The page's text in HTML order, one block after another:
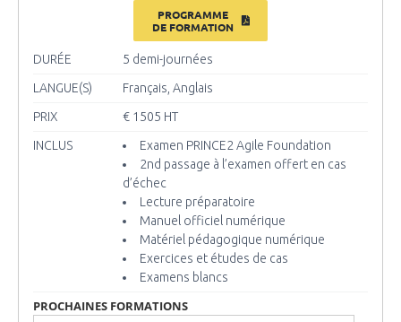
PROGRAMME
DE FORMATION
DURÉE
5 demi-journées
LANGUE(S)
Français, Anglais
PRIX
€ 1505 HT
INCLUS
Examen PRINCE2 Agile Foundation
2nd passage à l’examen offert en cas
d’échec
Lecture préparatoire
Manuel officiel numérique
Matériel pédagogique numérique
Exercices et études de cas
Examens blancs
PROCHAINES FORMATIONS